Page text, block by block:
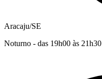
Aracaju/SE
Noturno - das 19h00 às 21h30